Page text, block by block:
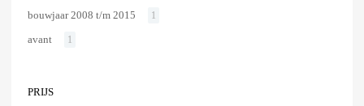
bouwjaar 2008 t/m 2015 1
avant 1
PRIJS